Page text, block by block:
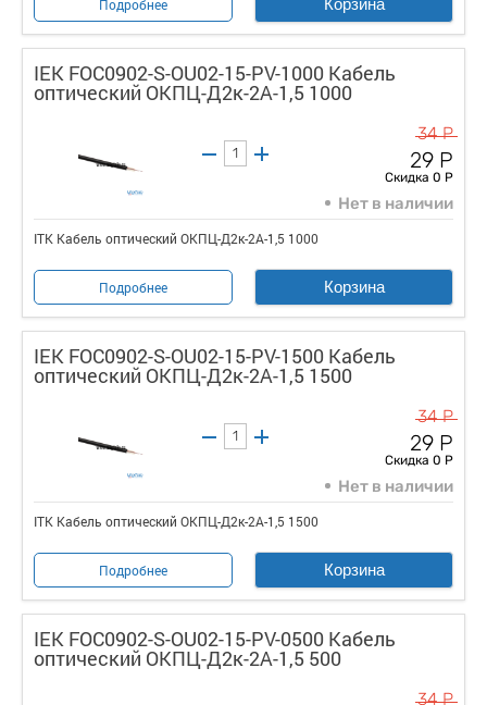
Подробнее
IEK FOC0902-S-OU02-15-PV-1000 Кабель
оптический ОКПЦ-Д2к-2А-1,5 1000
34 Р
29 Р
Скидка 0 Р
Нет в наличии
ITK Кабель оптический ОКПЦ-Д2к-2А-1,5 1000
Подробнее Корзина
IEK FOC0902-S-OU02-15-PV-1500 Кабель
оптический ОКПЦ-Д2к-2А-1,5 1500
34 Р
29 Р
Скидка 0 Р
Нет в наличии
ITK Кабель оптический ОКПЦ-Д2к-2А-1,5 1500
Подробнее Корзина
IEK FOC0902-S-OU02-15-PV-0500 Кабель
оптический ОКПЦ-Д2к-2А-1,5 500
34 Р